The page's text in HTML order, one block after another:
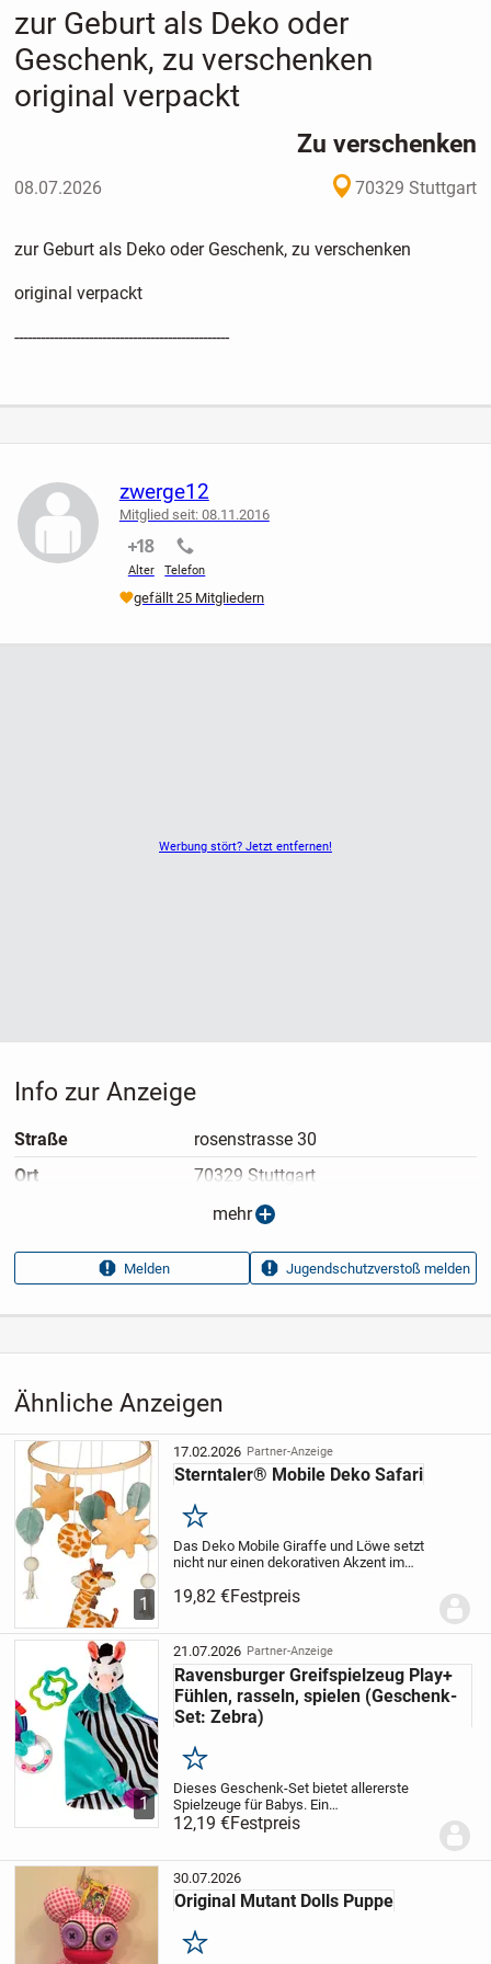
zur Geburt als Deko oder
Geschenk, zu verschenken
original verpackt
Zu verschenken
08.07.2026 70329 Stuttgart
zur Geburt als Deko oder Geschenk, zu verschenken
original verpackt
-------------------------------------------------
Werbung stört? Jetzt entfernen!
Ähnliche Anzeigen
1
17.02.2026 Partner-Anzeige
Sterntaler® Mobile Deko Safari
Merken
Das Deko Mobile Giraffe und Löwe setzt
nicht nur einen dekorativen Akzent im
Giraffe und Löwe aus weichen
19,82 €Festpreis
1
21.07.2026 Partner-Anzeige
Ravensburger Greifspielzeug Play+
Fühlen, rasseln, spielen (Geschenk-
Set: Zebra)
Merken
Dieses Geschenk-Set bietet allererste
Spielzeuge für Babys. Ein
kuschelweiches Schmuse-Zebra mit
kontrastreichen Mustern lädt zum
und Fühlen. Eine bunte...
12,19 €Festpreis
30.07.2026
Original Mutant Dolls Puppe
Merken
zwerge12
Mitglied seit: 08.11.2016
Alter
nicht verifiziert
Telefon
nicht verifiziert
gefällt 25 Mitgliedern
Info zur Anzeige
Straße
rosenstrasse 30
Ort
70329 Stuttgart
Privatangebot
Anzeigen­datum
08.07.2026
Anzeigen­kennung
5b1efdd4
Aufrufe dieser
55
›Babyspielzeug
mehr
Melden Jugendschutzverstoß melden